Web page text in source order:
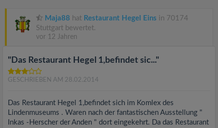
Maja88 hat Restaurant Hegel Eins in 70174
Stuttgart bewertet.
vor 12 Jahren
"Das Restaurant Hegel 1,befindet sic..."
GESCHRIEBEN AM 28.02.2014
Das Restaurant Hegel 1,befindet sich im Komlex des
Lindenmuseums . Waren nach der fantastischen Ausstellung "
Inkas -Herscher der Anden " dort eingekehrt. Da das Restaurant